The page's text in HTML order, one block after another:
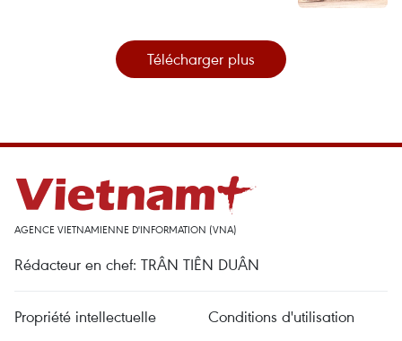
Télécharger plus
AGENCE VIETNAMIENNE D'INFORMATION (VNA)
Rédacteur en chef: TRÂN TIÊN DUÂN
Propriété intellectuelle
Conditions d'utilisation